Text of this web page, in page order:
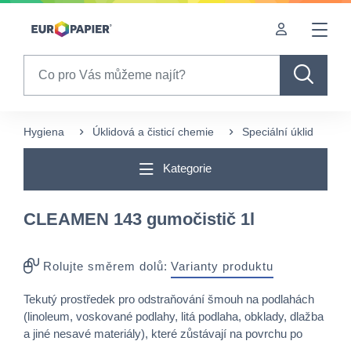
Table Of Content
Hygiena Úklidová a čisticí chemie Speciální úklid
Kategorie
CLEAMEN 143 gumočistič 1l
Rolujte směrem dolů: Varianty produktu
Tekutý prostředek pro odstraňování šmouh na podlahách
(linoleum, voskované podlahy, litá podlaha, obklady, dlažba
a jiné nesavé materiály), které zůstávají na povrchu po